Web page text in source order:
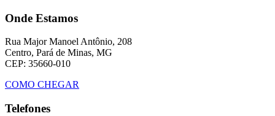
Onde Estamos
Rua Major Manoel Antônio, 208
Centro, Pará de Minas, MG
CEP: 35660-010
COMO CHEGAR
Telefones